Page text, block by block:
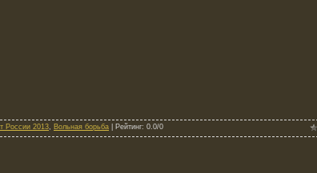
России 2013 Вольная борьба Рейтинг: 0.0/0